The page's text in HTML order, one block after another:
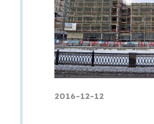
2016-12-12